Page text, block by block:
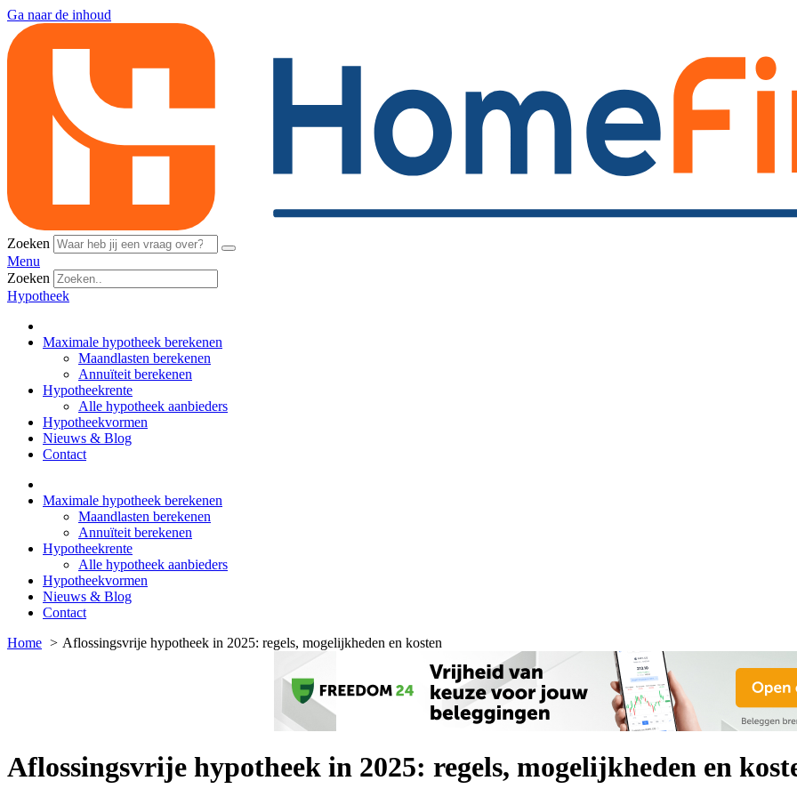
Ga naar de inhoud
Zoeken
Menu
Zoeken
Hypotheek
Maximale hypotheek berekenen
Maandlasten berekenen
Annuïteit berekenen
Hypotheekrente
Alle hypotheek aanbieders
Hypotheekvormen
Nieuws & Blog
Contact
Maximale hypotheek berekenen
Maandlasten berekenen
Annuïteit berekenen
Hypotheekrente
Alle hypotheek aanbieders
Hypotheekvormen
Nieuws & Blog
Contact
Home
Aflossingsvrije hypotheek in 2025: regels, mogelijkheden en kosten
Aflossingsvrije hypotheek in 2025: regels, mogelijkheden en